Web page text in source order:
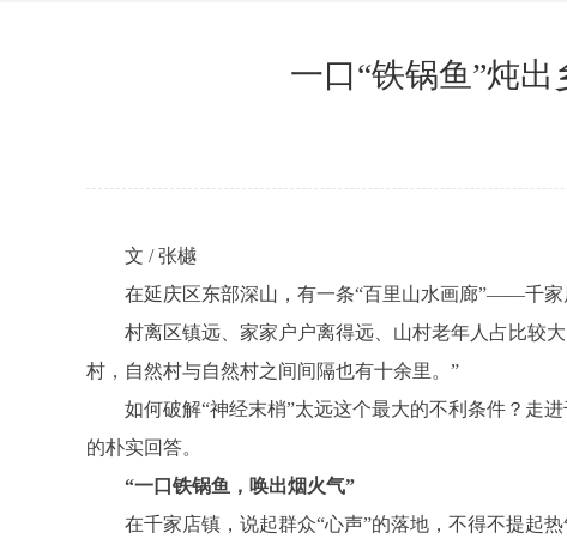
一口“铁锅鱼”炖
文 / 张樾
在延庆区东部深山，有一条“百里山水画廊”——千家店
村离区镇远、家家户户离得远、山村老年人占比较大
村，自然村与自然村之间间隔也有十余里。”
如何破解“神经末梢”太远这个最大的不利条件？走进
的朴实回答。
“一口铁锅鱼，唤出烟火气”
在千家店镇，说起群众“心声”的落地，不得不提起热